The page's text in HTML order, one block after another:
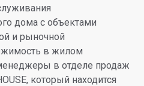
дома с объектами
и рыночной
в жилом
в отделе продаж
который находится